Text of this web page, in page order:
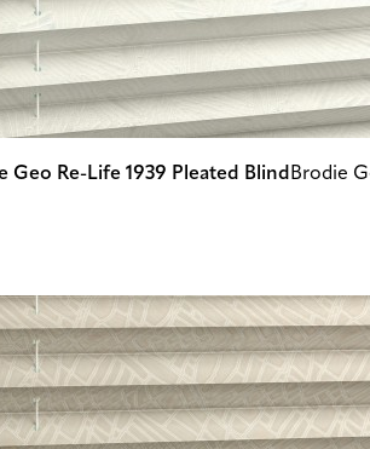
Geo Re-Life 1939 Pleated Blind Brodie